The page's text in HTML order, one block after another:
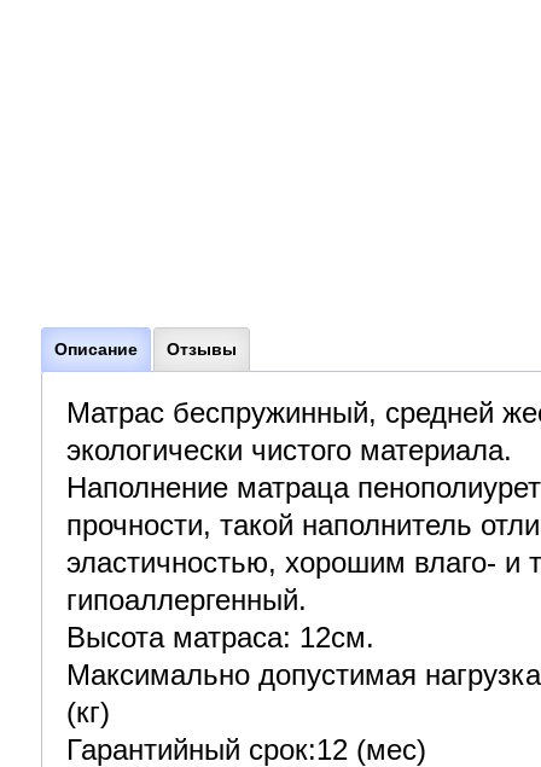
Описание Отзывы
Матрас беспружинный, средней
экологически чистого материала.
Наполнение матраца
прочности, такой наполнитель
эластичностью, хорошим влаго- и
гипоаллергенный.
Высота матраса: 12см.
Максимально допустимая
(кг)
Гарантийный срок:12 (мес)